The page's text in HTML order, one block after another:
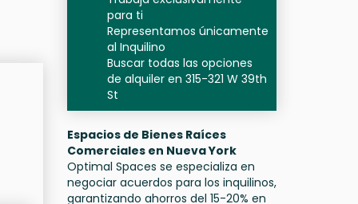
para ti
Representamos únicamente
al Inquilino
Buscar todas las opciones
de alquiler en 315-321 W 39th
St
Espacios de Bienes Raíces
Comerciales en Nueva York
Optimal Spaces se especializa en
negociar acuerdos para los inquilinos,
garantizando ahorros del 15-20% en